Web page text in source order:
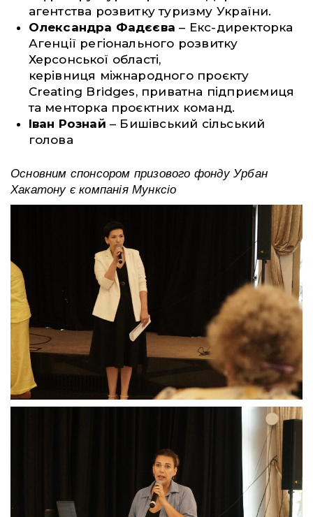
агентства розвитку туризму України.
Олександра Фадєєва – Екс-директорка
Агенції регіонального розвитку
Херсонської області,
керівниця міжнародного проєкту
Creating Bridges, приватна підприємиця
та менторка проєктних команд.
Іван Рознай – Бишівський сільський
голова
Основним спонсором призового фонду Урбан
Хакатону є компанія Мунксіо